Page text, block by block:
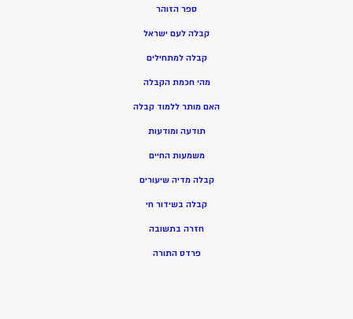
ספר הזוהר
קבלה לעם ישראל
קבלה למתחילים
מהי חכמת הקבלה
האם מותר ללמוד קבלה
תודעה ומודעות
משמעות החיים
קבלה מדיה שיעורים
קבלה בשידור חי
חזרה בתשובה
פרדס התורה